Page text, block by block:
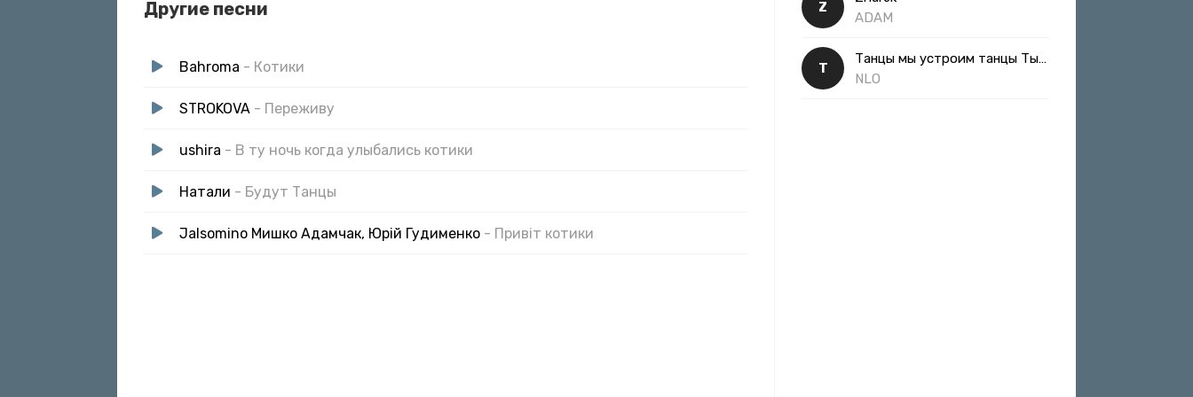
Другие песни
Bahroma - Котики
STROKOVA - Переживу
ushira - В ту ночь когда улыбались котики
Натали - Будут Танцы
Jalsomino Мишко Адамчак, Юрій Гудименко - Привіт котики
Z
ADAM
Т
Танцы мы устроим танцы Ты такая классная
NLO